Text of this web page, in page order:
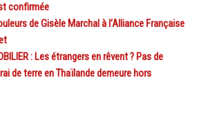
confirmée
de Gisèle Marchal à l’Alliance Française
: Les étrangers en rêvent ? Pas de
de terre en Thaïlande demeure hors